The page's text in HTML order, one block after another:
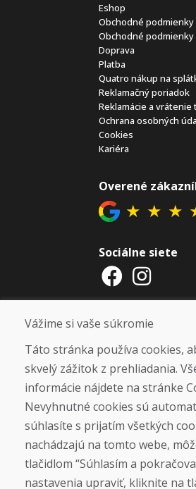
Eshop
Obchodné podmienky
Obchodné podmienky
Doprava
Platba
Quatro nákup na
Reklamačný poriadok
Reklamácie a vrátenie
Ochrana osobných
Cookies
Kariéra
Overené
★ ★ ★
Sociálne siete
Otváracie hodiny
UKONČENÁ.
PRIAZEŇ A
OD 14. 9. 2026.
Nájsť na Google
Vážime si vaše súkromie
Táto stránka používa cookies,
skvelý zážitok z prehliadania.
informácie nájdete na stránke
Nevyhnutné cookies sú
súhlasíte s prijatím všetkých
nachádzajú na tomto webe,
tlačidlom “Súhlasím a
nastavenia upraviť, kliknite na